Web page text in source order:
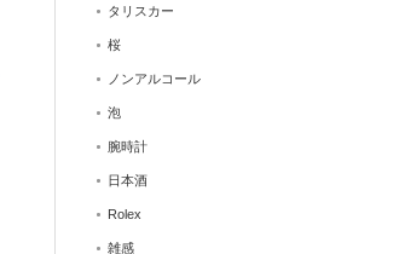
タリスカー
桜
ノンアルコール
泡
腕時計
日本酒
Rolex
雑感